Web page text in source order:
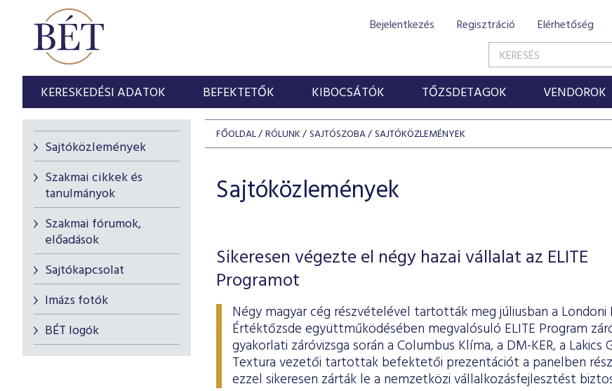
Bejelentkezés Regisztráció Elérhetőség
KERESKEDÉSI ADATOK BEFEKTETŐK KIBOCSÁTÓK TŐZSDETAGOK VENDOROK
Sajtóközlemények
Szakmai cikkek és
tanulmányok
Szakmai fórumok,
előadások
Sajtókapcsolat
Imázs fotók
BÉT logók
FŐOLDAL RÓLUNK SAJTÓSZOBA SAJTÓKÖZLEMÉNYEK
Sajtóközlemények
Sikeresen végezte el négy hazai vállalat az ELITE
Programot
Négy magyar cég részvételével tartották meg júliusban a
Értéktőzsde együttműködésében megvalósuló ELITE Program
gyakorlati záróvizsga során a Columbus Klíma, a DM-KER, a Lakics
Textura vezetői tartottak befektetői prezentációt a panelben
ezzel sikeresen zárták le a nemzetközi vállalkozásfejlesztést